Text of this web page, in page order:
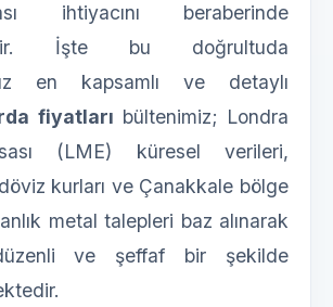
ihtiyacını beraberinde
İşte bu doğrultuda
en kapsamlı ve detaylı
fiyatları bültenimiz; Londra
(LME) küresel verileri,
kurları ve Çanakkale bölge
metal talepleri baz alınarak
ve şeffaf bir şekilde